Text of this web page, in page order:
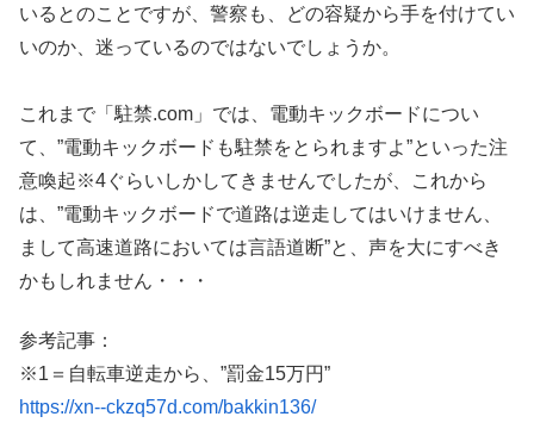
いるとのことですが、警察も、どの容疑から手を付けてい
いのか、迷っているのではないでしょうか。
これまで「駐禁.com」では、電動キックボードについ
て、”電動キックボードも駐禁をとられますよ”といった注
意喚起※4ぐらいしかしてきませんでしたが、これから
は、”電動キックボードで道路は逆走してはいけません、
まして高速道路においては言語道断”と、声を大にすべき
かもしれません・・・
参考記事：
※1＝自転車逆走から、”罰金15万円”
https://xn--ckzq57d.com/bakkin136/